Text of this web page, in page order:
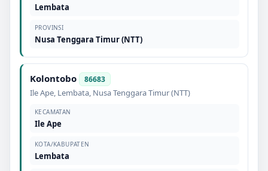
Lembata
PROVINSI
Nusa Tenggara Timur (NTT)
Kolontobo 86683
Ile Ape, Lembata, Nusa Tenggara Timur (NTT)
KECAMATAN
Ile Ape
KOTA/KABUPATEN
Lembata